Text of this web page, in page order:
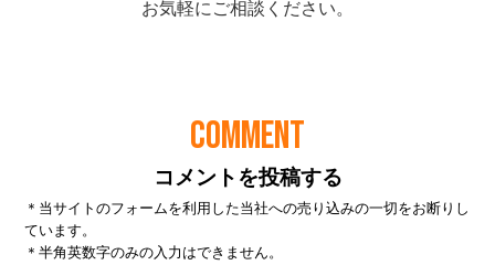
COMMENT
コメントを投稿する
＊当サイトのフォームを利用した当社への売り込みの一切をお断りし
ています。
＊半角英数字のみの入力はできません。